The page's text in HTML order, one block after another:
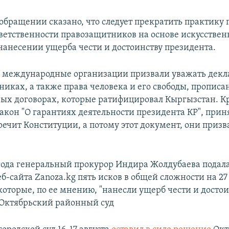
сказано, что следует прекратить практику
правозащитников на основе
ущерба чести и достоинству президента.
международные организации призвали уважать
а также права человека и его свободы,
договорах, которые ратифицировал Кыргызстан.
"О гарантиях деятельности президента КР",
Конституции, а потому этот документ, они
генеральный прокурор Индира Жолдубаева
сайта Zanoza.kg пять исков в общей сложности на
по ее мнению, "нанесли ущерб чести и
районный суд